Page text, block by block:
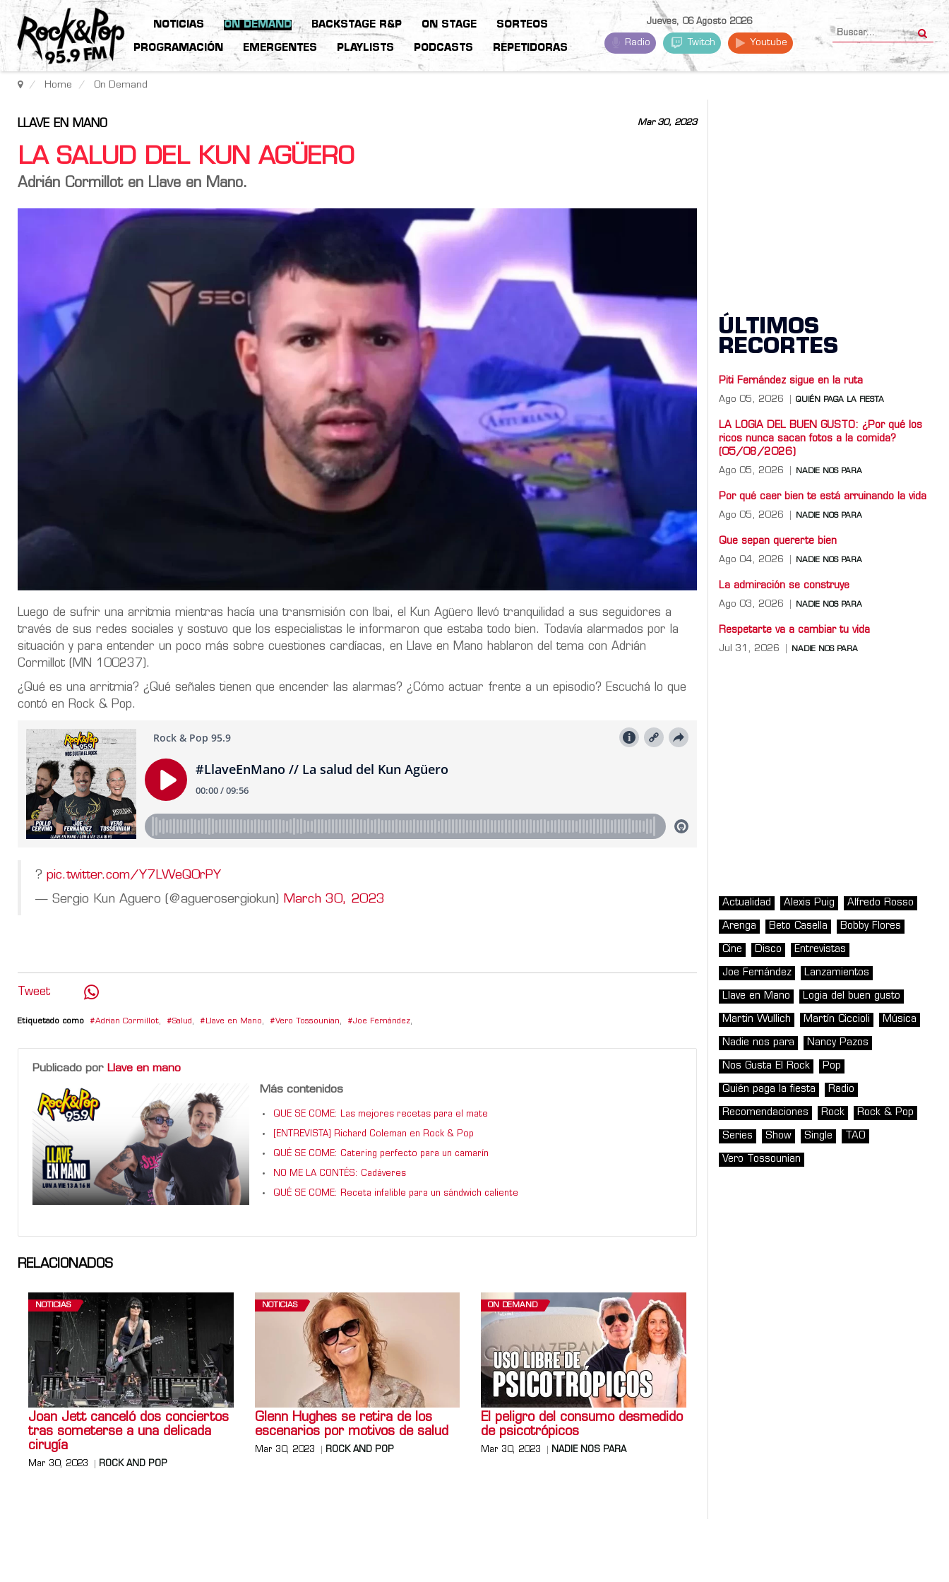
NOTICIAS ON DEMAND BACKSTAGE R&P ON STAGE SORTEOS
PROGRAMACIÓN EMERGENTES PLAYLISTS PODCASTS REPETIDORAS
Jueves, 06 Agosto 2026
Radio Twitch Youtube
Home On Demand
Mar 30, 2023
LLAVE EN MANO
LA SALUD DEL KUN AGÜERO
Adrián Cormillot en Llave en Mano.
Luego de sufrir una arritmia mientras hacía una transmisión con Ibai, el Kun Agüero llevó tranquilidad a sus seguidores a
través de sus redes sociales y sostuvo que los especialistas le informaron que estaba todo bien. Todavía alarmados por la
situación y para entender un poco más sobre cuestiones cardíacas, en Llave en Mano hablaron del tema con Adrián
Cormillot (MN 100237).
¿Qué es una arritmia? ¿Qué señales tienen que encender las alarmas? ¿Cómo actuar frente a un episodio? Escuchá lo que
contó en Rock & Pop.
? pic.twitter.com/Y7LWeQ0rPY
— Sergio Kun Aguero (@aguerosergiokun)
March 30, 2023
Tweet
Etiquetado como Adrian Cormillot, Salud , Llave en Mano, Vero Tossounian, Joe Fernández,
Publicado por Llave en mano
Más contenidos
QUE SE COME: Las mejores recetas para el mate
[ENTREVISTA] Richard Coleman en Rock & Pop
QUÉ SE COME: Catering perfecto para un camarín
NO ME LA CONTÉS: Cadáveres
QUÉ SE COME: Receta infalible para un sándwich caliente
RELACIONADOS
NOTICIAS
Joan Jett canceló dos conciertos
tras someterse a una delicada
cirugía
Mar 30, 2023 ROCK AND POP
NOTICIAS
Glenn Hughes se retira de los
escenarios por motivos de salud
Mar 30, 2023 ROCK AND POP
ON DEMAND
El peligro del consumo desmedido
de psicotrópicos
Mar 30, 2023 NADIE NOS PARA
ÚLTIMOS
RECORTES
Piti Fernández sigue en la ruta
Ago 05, 2026 QUIÉN PAGA LA FIESTA
LA LOGIA DEL BUEN GUSTO: ¿Por qué los
ricos nunca sacan fotos a la comida?
(05/08/2026)
Ago 05, 2026 NADIE NOS PARA
Por qué caer bien te está arruinando la vida
Ago 05, 2026 NADIE NOS PARA
Que sepan quererte bien
Ago 04, 2026 NADIE NOS PARA
La admiración se construye
Ago 03, 2026 NADIE NOS PARA
Respetarte va a cambiar tu vida
Jul 31, 2026 NADIE NOS PARA
Actualidad Alexis Puig Alfredo Rosso
Arenga Beto Casella Bobby Flores
Cine Disco Entrevistas
Joe Fernández Lanzamientos
Llave en Mano Logia del buen gusto
Martin Wullich Martín Ciccioli Música
Nadie nos para Nancy Pazos
Nos Gusta El Rock Pop
Quién paga la fiesta Radio
Recomendaciones Rock Rock & Pop
Series Show Single TAO
Vero Tossounian